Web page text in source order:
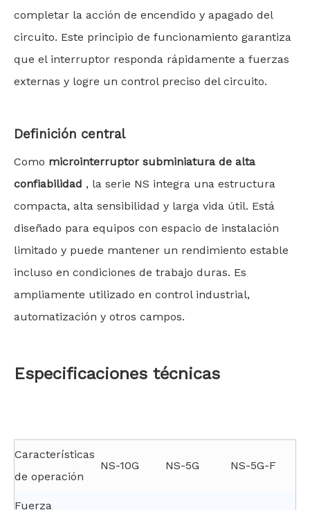
completar la acción de encendido y apagado del
circuito. Este principio de funcionamiento garantiza
que el interruptor responda rápidamente a fuerzas
externas y logre un control preciso del circuito.
Definición central
Como microinterruptor subminiatura de alta
confiabilidad , la serie NS integra una estructura
compacta, alta sensibilidad y larga vida útil. Está
diseñado para equipos con espacio de instalación
limitado y puede mantener un rendimiento estable
incluso en condiciones de trabajo duras. Es
ampliamente utilizado en control industrial,
automatización y otros campos.
Especificaciones técnicas
Características
de operación
NS-10G NS-5G NS-5G-F
Fuerza